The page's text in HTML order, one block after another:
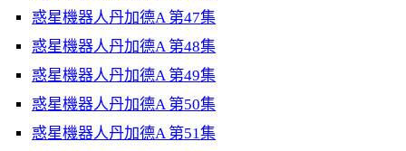
惑星機器人丹加德A 第47集
惑星機器人丹加德A 第48集
惑星機器人丹加德A 第49集
惑星機器人丹加德A 第50集
惑星機器人丹加德A 第51集